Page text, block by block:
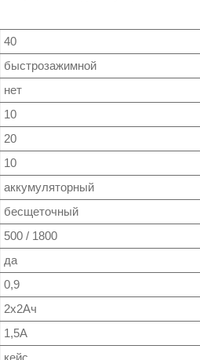
40
быстрозажимной
нет
10
20
10
аккумуляторный
бесщеточный
500 / 1800
да
0,9
2х2Ач
1,5А
кейс